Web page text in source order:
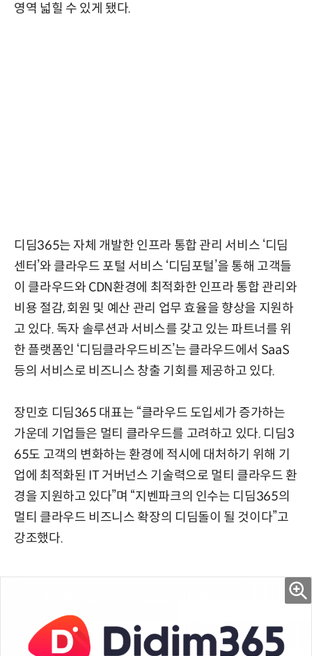
영역 넓힐 수 있게 됐다.
디딤365는 자체 개발한 인프라 통합 관리 서비스 ‘디딤
센터’와 클라우드 포털 서비스 ‘디딤포털’을 통해 고객들
이 클라우드와 CDN환경에 최적화한 인프라 통합 관리와
비용 절감, 회원 및 예산 관리 업무 효율을 향상을 지원하
고 있다. 독자 솔루션과 서비스를 갖고 있는 파트너를 위
한 플랫폼인 ‘디딤클라우드비즈’는 클라우드에서 SaaS
등의 서비스로 비즈니스 창출 기회를 제공하고 있다.
장민호 디딤365 대표는 “클라우드 도입세가 증가하는
가운데 기업들은 멀티 클라우드를 고려하고 있다. 디딤3
65도 고객의 변화하는 환경에 적시에 대처하기 위해 기
업에 최적화된 IT 거버넌스 기술력으로 멀티 클라우드 환
경을 지원하고 있다”며 “지벤파크의 인수는 디딤365의
멀티 클라우드 비즈니스 확장의 디딤돌이 될 것이다”고
강조했다.